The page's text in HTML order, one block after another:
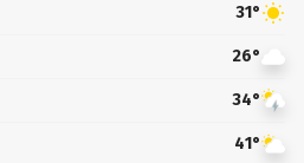
31°
26°
34°
41°